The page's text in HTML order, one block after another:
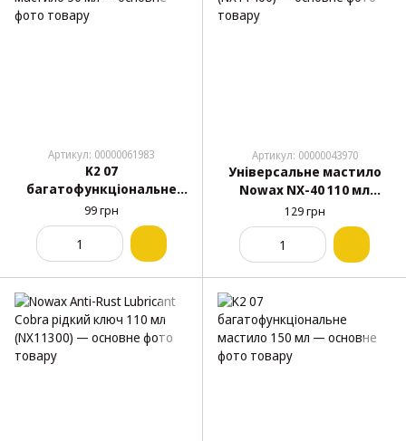
Артикул: 00000061983
K2 07
багатофункціональне
мастило 50 мл
99 грн
Артикул: 00000043970
Універсальне мастило
Nowax NX-40 110 мл
(NX11400)
129 грн